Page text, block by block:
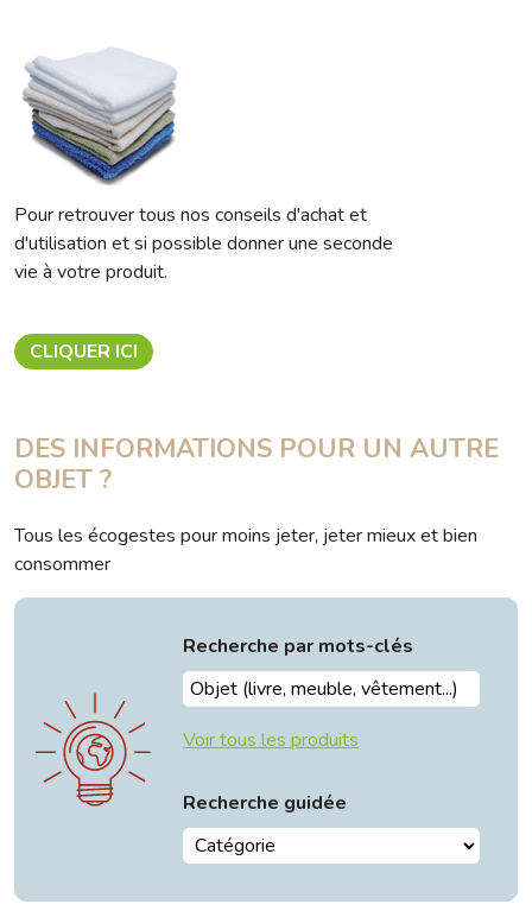
Pour retrouver tous nos conseils d'achat et
d'utilisation et si possible donner une seconde
vie à votre produit.
CLIQUER ICI
DES INFORMATIONS POUR UN AUTRE
OBJET ?
Tous les écogestes pour moins jeter, jeter mieux et bien
consommer
Recherche par mots-clés
Voir tous les produits
Recherche guidée